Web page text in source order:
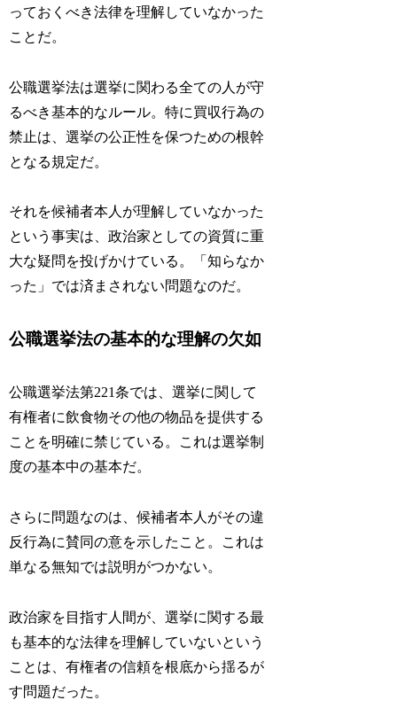
っておくべき法律を理解していなかった
ことだ。
公職選挙法は選挙に関わる全ての人が守
るべき基本的なルール。特に買収行為の
禁止は、選挙の公正性を保つための根幹
となる規定だ。
それを候補者本人が理解していなかった
という事実は、政治家としての資質に重
大な疑問を投げかけている。「知らなか
った」では済まされない問題なのだ。
公職選挙法の基本的な理解の欠如
公職選挙法第221条では、選挙に関して
有権者に飲食物その他の物品を提供する
ことを明確に禁じている。これは選挙制
度の基本中の基本だ。
さらに問題なのは、候補者本人がその違
反行為に賛同の意を示したこと。これは
単なる無知では説明がつかない。
政治家を目指す人間が、選挙に関する最
も基本的な法律を理解していないという
ことは、有権者の信頼を根底から揺るが
す問題だった。